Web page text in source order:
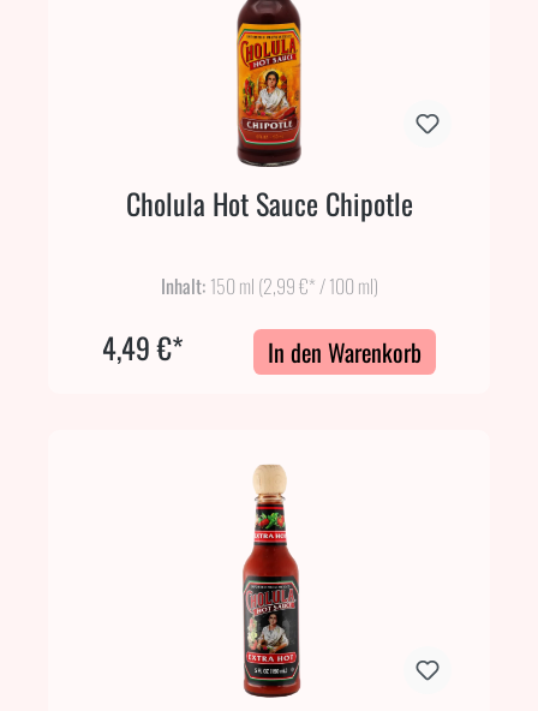
Cholula Hot Sauce Chipotle
Inhalt: 150 ml (2,99 €* / 100 ml)
4,49 €* In den Warenkorb